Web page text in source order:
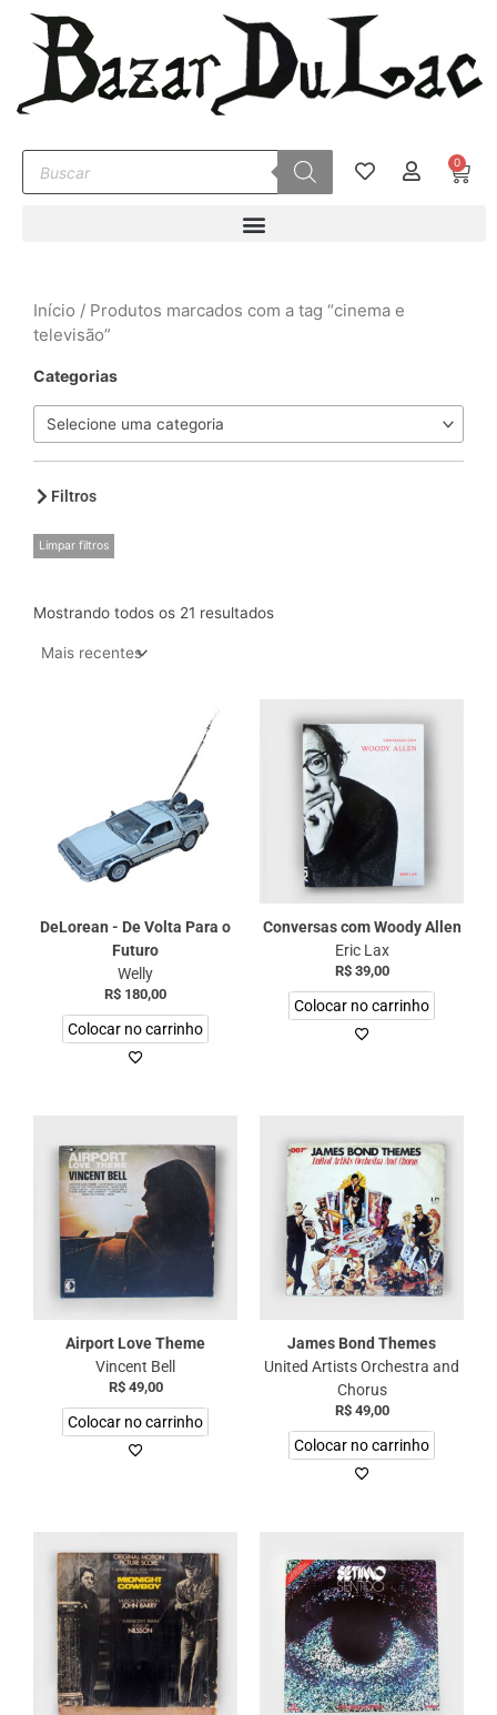
conteúdo
Pesquisar
produtos
0
Início / Produtos marcados com a tag “cinema e
televisão”
Categorias
Selecione uma categoria
Filtros
Limpar filtros
Mostrando todos os 21 resultados
DeLorean - De Volta Para o
Futuro
Welly
R$ 180,00
Colocar no carrinho
Conversas com Woody Allen
Eric Lax
R$39,00
Colocar no carrinho
Airport Love Theme
Vincent Bell
R$49,00
Colocar no carrinho
James Bond Themes
United Artists Orchestra and
Chorus
R$49,00
Colocar no carrinho